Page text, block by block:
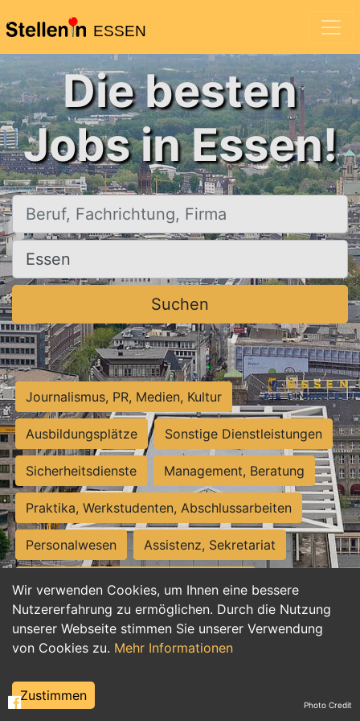
ESSEN
Wir verwenden Cookies, um Ihnen eine bessere
Nutzererfahrung zu ermöglichen. Durch die Nutzung
unserer Webseite stimmen Sie unserer Verwendung
von Cookies zu. Mehr Informationen
Zustimmen
Die besten
Jobs in Essen!
Beruf, Fachrichtung, Firma
Ort, Stadt
Suchen
Journalismus, PR, Medien, Kultur
Ausbildungsplätze Sonstige Dienstleistungen
Sicherheitsdienste Management, Beratung
Praktika, Werkstudenten, Abschlussarbeiten
Personalwesen Assistenz, Sekretariat
Hilfskräfte, Aushilfs- und Nebenjobs
Einkauf, Logistik, Materialwirtschaft
Weiterbildung, Studium, duale Ausbildung
Tourismus
Photo Credit